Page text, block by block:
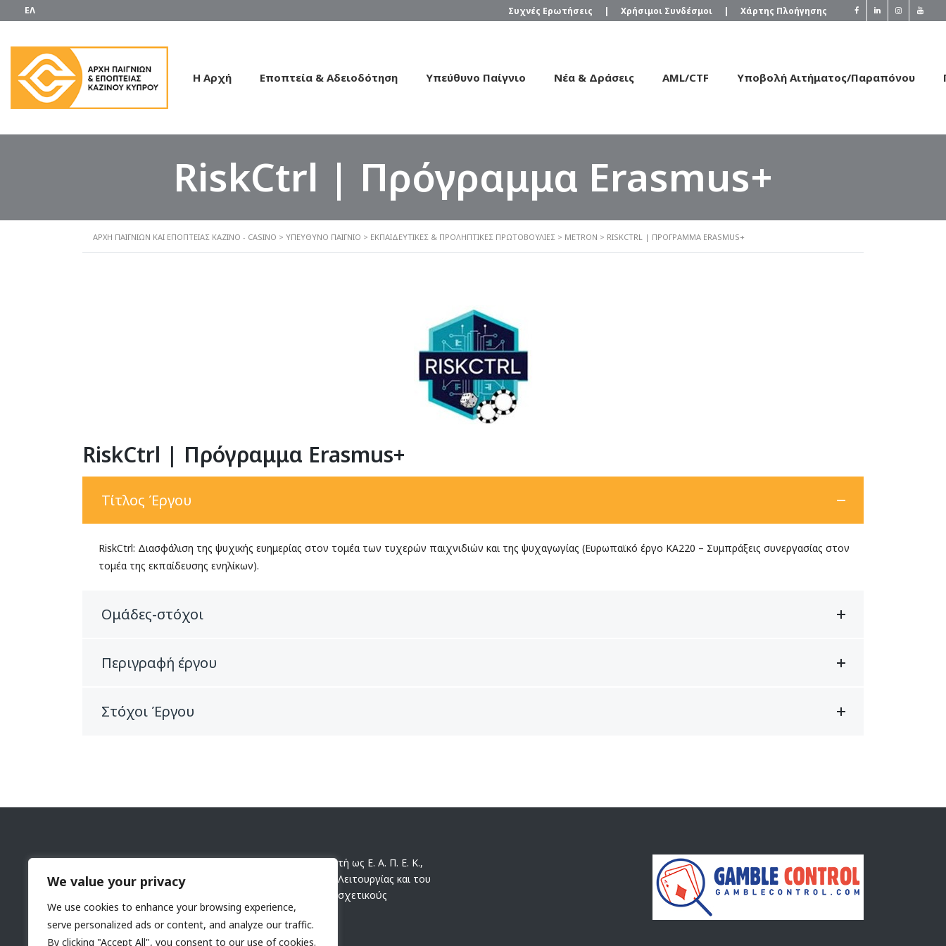
We value your privacy
We use cookies to enhance your browsing experience,
serve personalized ads or content, and analyze our traffic.
By clicking "Accept All", you consent to our use of cookies.
ΕΛ Συχνές Ερωτήσεις | Χρήσιμοι Συνδέσμοι | Χάρτης Πλοήγησης
Η Αρχή Εποπτεία & Αδειοδότηση Υπεύθυνο Παίγνιο Νέα & Δράσεις AML/CTF Υποβολή Αιτήματος/Παραπόνου
RiskCtrl | Πρόγραμμα Erasmus+
ΑΡΧΗ ΠΑΙΓΝΙΩΝ ΚΑΙ ΕΠΟΠΤΕΙΑΣ ΚΑΖΙΝΟ - CASINO > ΥΠΕΎΘΥΝΟ ΠΑΊΓΝΙΟ > ΕΚΠΑΙΔΕΥΤΙΚΈΣ & ΠΡΟΛΗΠΤΙΚΈΣ ΠΡΩΤΟΒΟΥΛΊΕΣ > METRON > RISKCTRL | ΠΡΌΓΡΑΜΜΑ ERASMUS+
RiskCtrl | Πρόγραμμα Erasmus+
Τίτλος Έργου
RiskCtrl: Διασφάλιση της ψυχικής ευημερίας στον τομέα των τυχερών παιχνιδιών και της ψυχαγωγίας (Ευρωπαϊκό έργο KA220 – Συμπράξεις συνεργασίας στον
τομέα της εκπαίδευσης ενηλίκων).
Ομάδες-στόχοι
Περιγραφή έργου
Στόχοι Έργου
Η Εθνική Αρχή Παιγνίων και Εποπτείας Καζίνου, γνωστή ως Ε. Α. Π. Ε. Κ.,
(Αρχή) συστήθηκε το 2015, σύμφωνα με τον περί της Λειτουργίας και του
Ελέγχου Καζίνο Νόμο του 2015 (124(I)/2015) και τους σχετικούς
Κανονισμούς.